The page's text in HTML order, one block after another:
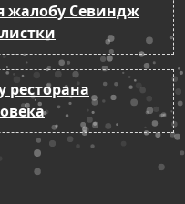
жалобу Севиндж
ресторана